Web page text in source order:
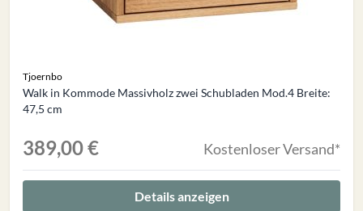
Tjoernbo
Walk in Kommode Massivholz zwei Schubladen Mod.4 Breite:
47,5 cm
389,00 € Kostenloser Versand*
Details anzeigen